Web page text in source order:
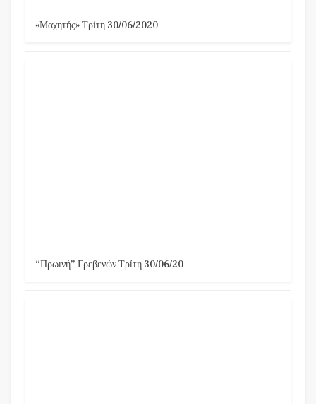
«Μαχητής» Τρίτη 30/06/2020
“Πρωινή” Γρεβενών Τρίτη 30/06/20